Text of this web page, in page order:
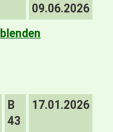
09.06.2026
B
43
17.01.2026